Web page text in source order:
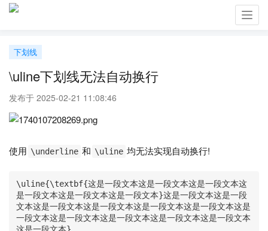
下划线
\uline下划线无法自动换行
发布于 2025-02-21 11:08:46
使用 \underline 和 \uline 均无法实现自动换行!
\uline{\textbf{这是一段文本这是一段文本这是一段文本这
是一段文本这是一段文本这是一段文本}这是一段文本这是一段
文本这是一段文本这是一段文本这是一段文本这是一段文本这是
一段文本这是一段文本这是一段文本这是一段文本这是一段文本